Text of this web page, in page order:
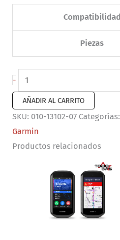
Compatibilidad
Piezas
-
Correa
de
reloj
QuickFit®
20
Nylon
AÑADIR AL CARRITO
SKU: 010-13102-07 Categorías:
Garmin
Productos relacionados